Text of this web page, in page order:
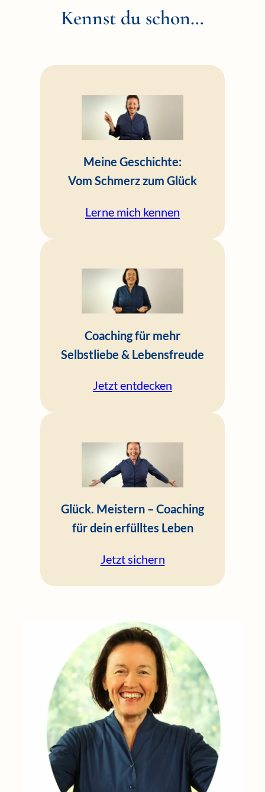
Kennst du schon…
Meine Geschichte:
Vom Schmerz zum Glück
Lerne mich kennen
Coaching für mehr
Selbstliebe & Lebensfreude
Jetzt entdecken
Glück. Meistern – Coaching
für dein erfülltes Leben
Jetzt sichern